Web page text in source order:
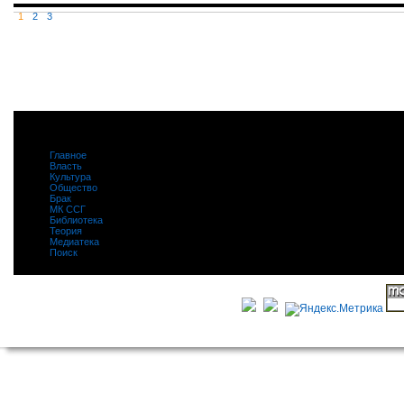
1 2 3
Главное
Власть
Культура
Общество
Брак
МК ССГ
Библиотека
Теория
Медиатека
Поиск